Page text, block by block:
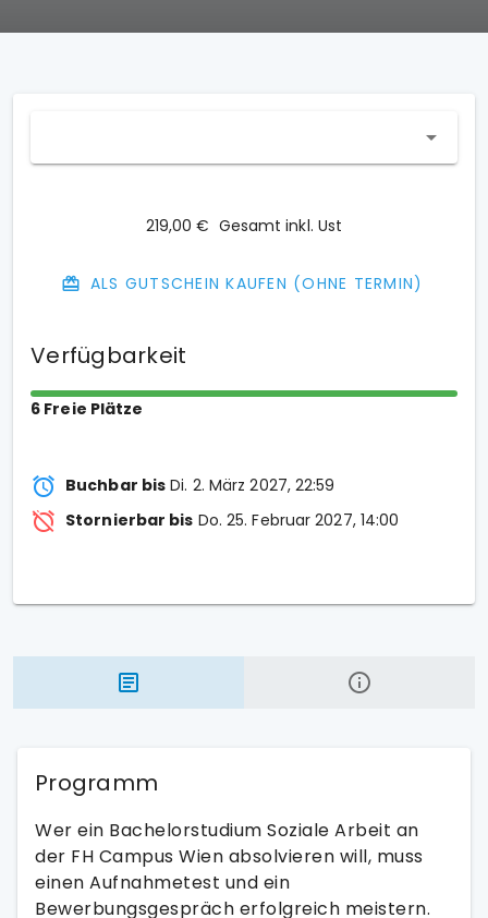
219,00 € Gesamt inkl. Ust
ALS GUTSCHEIN KAUFEN (OHNE TERMIN)
Verfügbarkeit
6 Freie Plätze
Buchbar bis Di. 2. März 2027, 22:59
Stornierbar bis Do. 25. Februar 2027, 14:00
Programm
Wer ein Bachelorstudium Soziale Arbeit an
der FH Campus Wien absolvieren will, muss
einen Aufnahmetest und ein
Bewerbungsgespräch erfolgreich meistern.